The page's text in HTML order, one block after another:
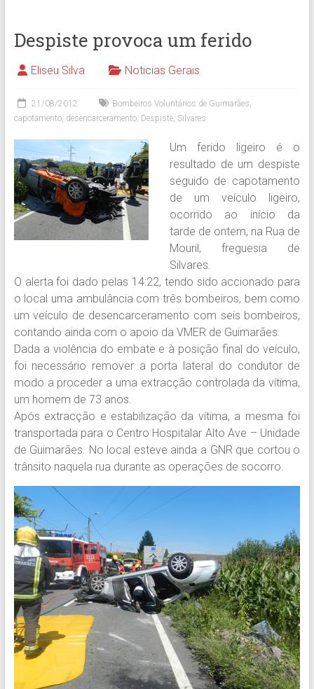
Despiste provoca um ferido
Eliseu Silva Noticias Gerais
21/08/2012 Bombeiros Voluntários de Guimarães,
capotamento, desencarceramento, Despiste, Silvares
Um ferido ligeiro é o
resultado de um despiste
seguido de capotamento
de um veículo ligeiro,
ocorrido ao início da
tarde de ontem, na Rua de
Mouril, freguesia de
Silvares.
O alerta foi dado pelas 14:22, tendo sido accionado para
o local uma ambulância com três bombeiros, bem como
um veículo de desencarceramento com seis bombeiros,
contando ainda com o apoio da VMER de Guimarães.
Dada a violência do embate e à posição final do veículo,
foi necessário remover a porta lateral do condutor de
modo a proceder a uma extracção controlada da vítima,
um homem de 73 anos.
Após extracção e estabilização da vítima, a mesma foi
transportada para o Centro Hospitalar Alto Ave – Unidade
de Guimarães. No local esteve ainda a GNR que cortou o
trânsito naquela rua durante as operações de socorro.